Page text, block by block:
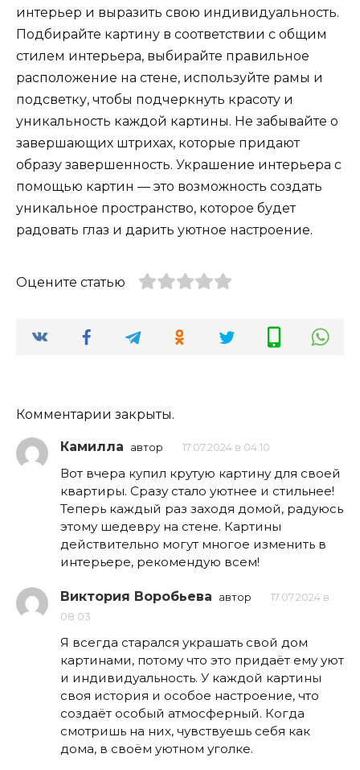
интерьер и выразить свою индивидуальность.
Подбирайте картину в соответствии с общим
стилем интерьера, выбирайте правильное
расположение на стене, используйте рамы и
подсветку, чтобы подчеркнуть красоту и
уникальность каждой картины. Не забывайте о
завершающих штрихах, которые придают
образу завершенность. Украшение интерьера с
помощью картин — это возможность создать
уникальное пространство, которое будет
радовать глаз и дарить уютное настроение.
Оцените статью
Комментарии закрыты.
Камилла автор 17.07.2024 в 04:10
Вот вчера купил крутую картину для своей
квартиры. Сразу стало уютнее и стильнее!
Теперь каждый раз заходя домой, радуюсь
этому шедевру на стене. Картины
действительно могут многое изменить в
интерьере, рекомендую всем!
Виктория Воробьева автор
17.07.2024 в
08:03
Я всегда старался украшать свой дом
картинами, потому что это придаёт ему уют
и индивидуальность. У каждой картины
своя история и особое настроение, что
создаёт особый атмосферный. Когда
смотришь на них, чувствуешь себя как
дома, в своём уютном уголке.